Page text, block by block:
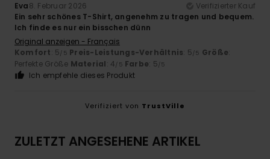
Eva8. Februar 2026
Verifizierter Kauf
Ein sehr schönes T-Shirt, angenehm zu tragen und bequem.
Ich finde es nur ein bisschen dünn
Original anzeigen - Français
Komfort: 5/5 Preis-Leistungs-Verhältnis: 5/5 Größe:
Perfekte Größe Material: 4/5 Farbe: 5/5
Ich empfehle dieses Produkt
Verifiziert von TrustVille
ZULETZT ANGESEHENE ARTIKEL